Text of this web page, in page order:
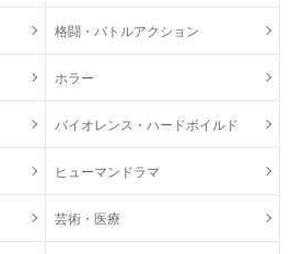
格闘・バトルアクション
ホラー
バイオレンス・ハードボイルド
ヒューマンドラマ
芸術・医療